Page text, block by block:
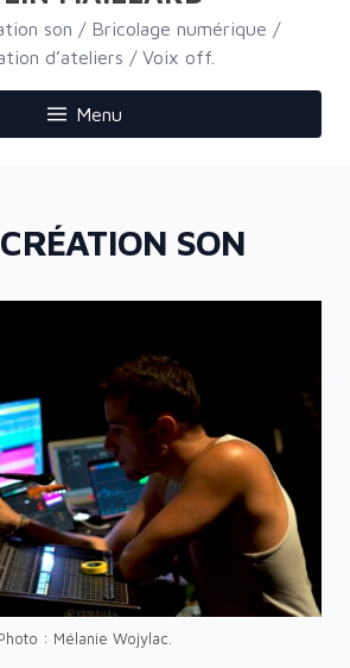
son / Bricolage numérique /
d’ateliers / Voix off.
Menu
SON
: Mélanie Wojylac.